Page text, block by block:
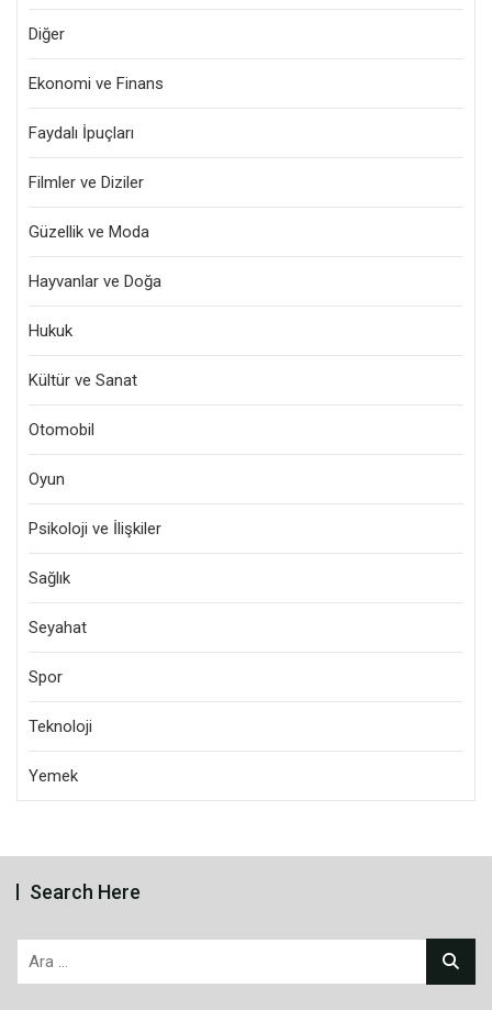
Diğer
Ekonomi ve Finans
Faydalı İpuçları
Filmler ve Diziler
Güzellik ve Moda
Hayvanlar ve Doğa
Hukuk
Kültür ve Sanat
Otomobil
Oyun
Psikoloji ve İlişkiler
Sağlık
Seyahat
Spor
Teknoloji
Yemek
Search Here
Arama: